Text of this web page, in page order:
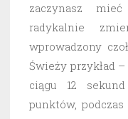
zaczynasz
radykalnie
wprowadzony
Świeży przykład
ciągu 12
punktów,